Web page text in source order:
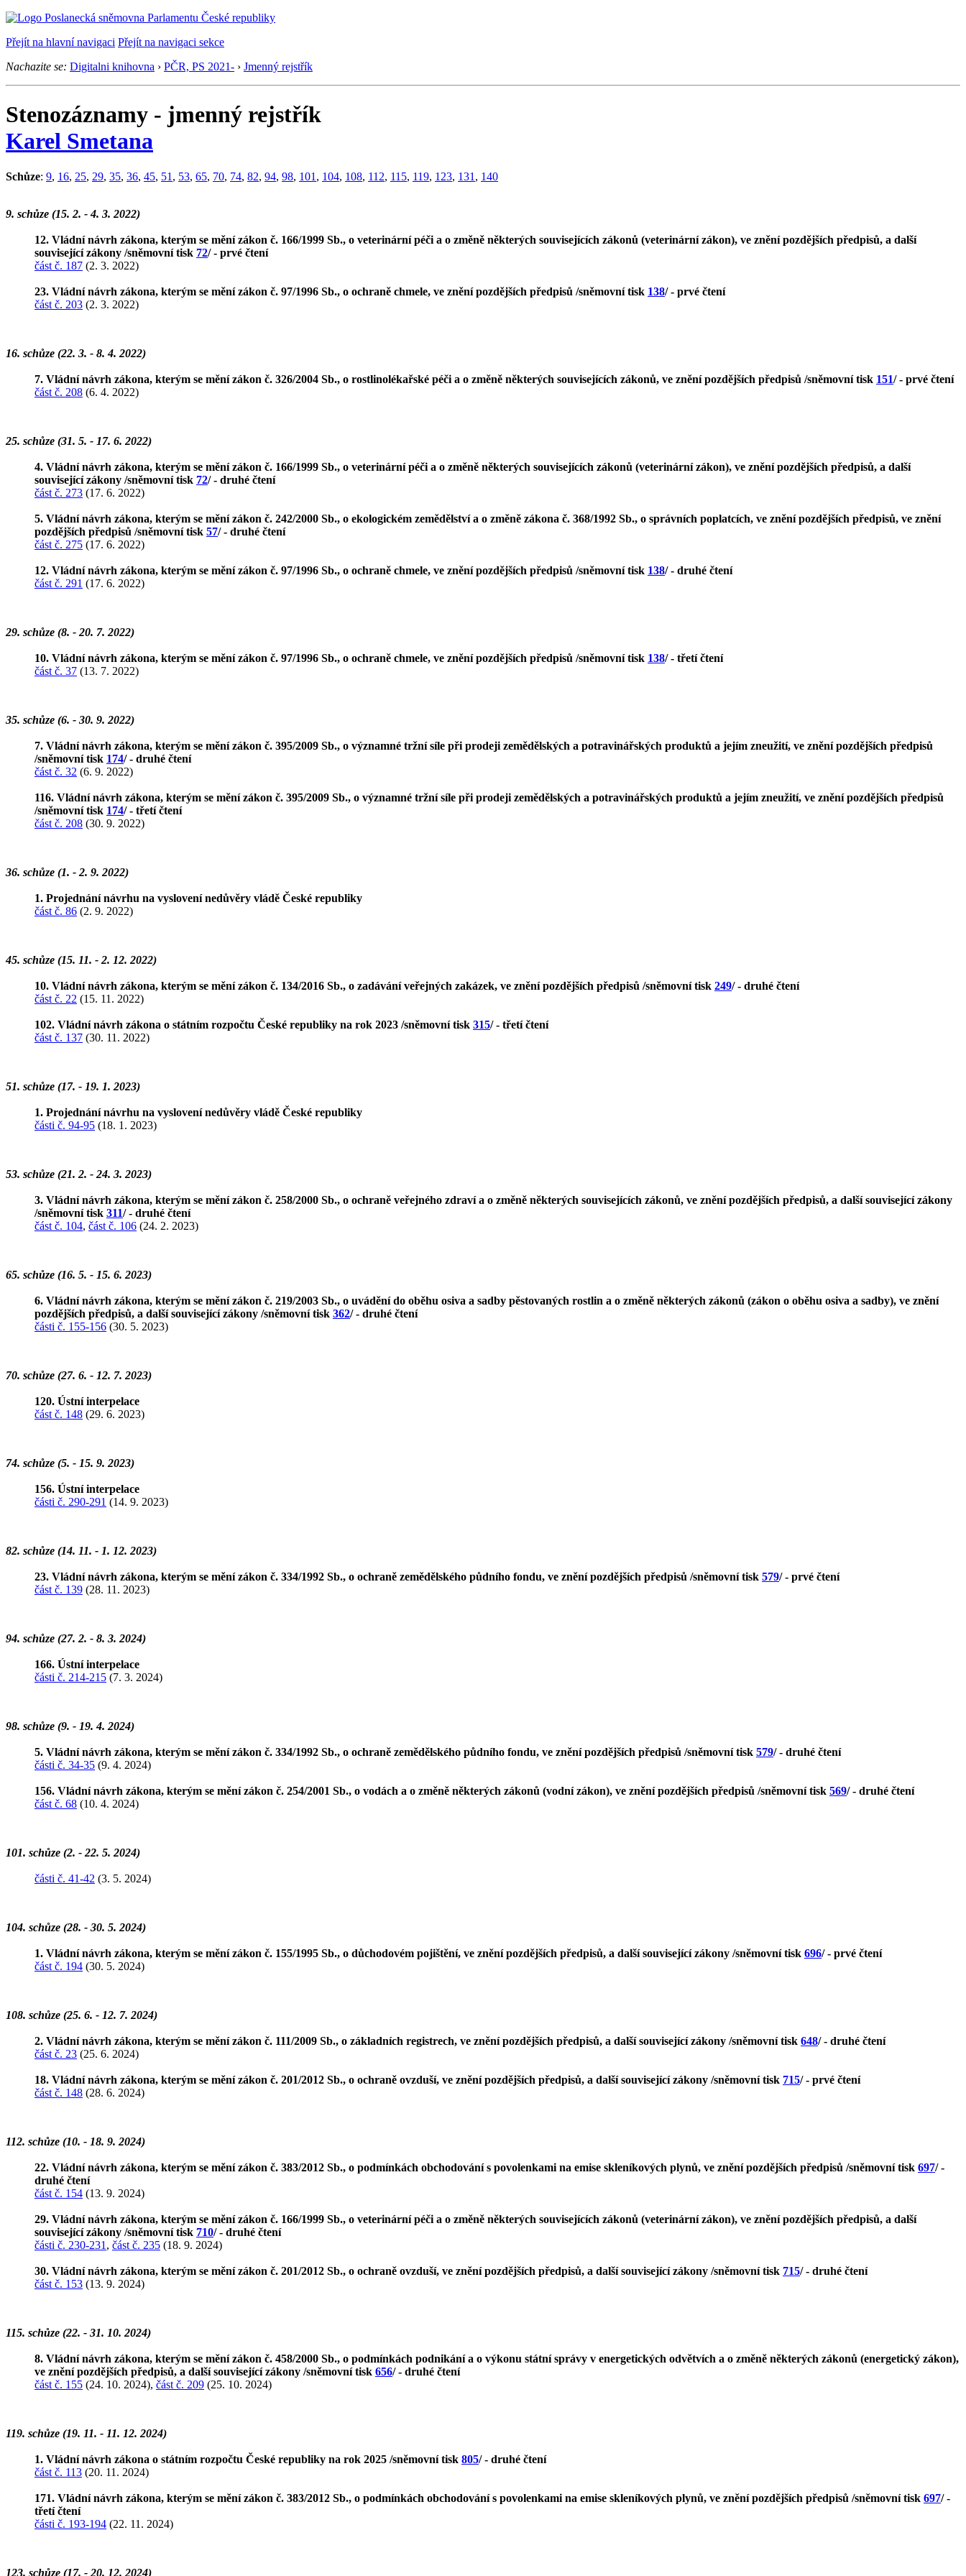
Přejít na hlavní navigaci Přejít na navigaci sekce
Nachazite se: Digitalni knihovna › PČR, PS 2021- › Jmenný rejstřík
Stenozáznamy - jmenný rejstřík
Karel Smetana
Schůze: 9, 16, 25, 29, 35, 36, 45, 51 , 53, 65, 70, 74, 82, 94, 98, 101 , 104, 108, 112, 115, 119, 123, 131 , 140
9. schůze (15. 2. - 4. 3. 2022)
12. Vládní návrh zákona, kterým se mění zákon č. 166/1999 Sb., o veterinární péči a o změně některých souvisejících zákonů (veterinární zákon), ve znění pozdějších předpisů, a další
související zákony /sněmovní tisk 72/ - prvé čtení
část č. 187 (2. 3. 2022)
23. Vládní návrh zákona, kterým se mění zákon č. 97/1996 Sb., o ochraně chmele, ve znění pozdějších předpisů /sněmovní tisk 138/ - prvé čtení
část č. 203 (2. 3. 2022)
16. schůze (22. 3. - 8. 4. 2022)
7. Vládní návrh zákona, kterým se mění zákon č. 326/2004 Sb., o rostlinolékařské péči a o změně některých souvisejících zákonů, ve znění pozdějších předpisů /sněmovní tisk 151/ - prvé čtení
část č. 208 (6. 4. 2022)
25. schůze (31. 5. - 17. 6. 2022)
4. Vládní návrh zákona, kterým se mění zákon č. 166/1999 Sb., o veterinární péči a o změně některých souvisejících zákonů (veterinární zákon), ve znění pozdějších předpisů, a další
související zákony /sněmovní tisk 72/ - druhé čtení
část č. 273 (17. 6. 2022)
5. Vládní návrh zákona, kterým se mění zákon č. 242/2000 Sb., o ekologickém zemědělství a o změně zákona č. 368/1992 Sb., o správních poplatcích, ve znění pozdějších předpisů, ve znění
pozdějších předpisů /sněmovní tisk 57/ - druhé čtení
část č. 275 (17. 6. 2022)
12. Vládní návrh zákona, kterým se mění zákon č. 97/1996 Sb., o ochraně chmele, ve znění pozdějších předpisů /sněmovní tisk 138/ - druhé čtení
část č. 291 (17. 6. 2022)
29. schůze (8. - 20. 7. 2022)
10. Vládní návrh zákona, kterým se mění zákon č. 97/1996 Sb., o ochraně chmele, ve znění pozdějších předpisů /sněmovní tisk 138/ - třetí čtení
část č. 37 (13. 7. 2022)
35. schůze (6. - 30. 9. 2022)
7. Vládní návrh zákona, kterým se mění zákon č. 395/2009 Sb., o významné tržní síle při prodeji zemědělských a potravinářských produktů a jejím zneužití, ve znění pozdějších předpisů
/sněmovní tisk 174/ - druhé čtení
část č. 32 (6. 9. 2022)
116. Vládní návrh zákona, kterým se mění zákon č. 395/2009 Sb., o významné tržní síle při prodeji zemědělských a potravinářských produktů a jejím zneužití, ve znění pozdějších předpisů
/sněmovní tisk 174/ - třetí čtení
část č. 208 (30. 9. 2022)
36. schůze (1. - 2. 9. 2022)
1. Projednání návrhu na vyslovení nedůvěry vládě České republiky
část č. 86 (2. 9. 2022)
45. schůze (15. 11. - 2. 12. 2022)
10. Vládní návrh zákona, kterým se mění zákon č. 134/2016 Sb., o zadávání veřejných zakázek, ve znění pozdějších předpisů /sněmovní tisk 249/ - druhé čtení
část č. 22 (15. 11. 2022)
102. Vládní návrh zákona o státním rozpočtu České republiky na rok 2023 /sněmovní tisk 315/ - třetí čtení
část č. 137 (30. 11. 2022)
51. schůze (17. - 19. 1. 2023)
1. Projednání návrhu na vyslovení nedůvěry vládě České republiky
části č. 94-95 (18. 1. 2023)
53. schůze (21. 2. - 24. 3. 2023)
3. Vládní návrh zákona, kterým se mění zákon č. 258/2000 Sb., o ochraně veřejného zdraví a o změně některých souvisejících zákonů, ve znění pozdějších předpisů, a další související zákony
/sněmovní tisk 311/ - druhé čtení
část č. 104, část č. 106 (24. 2. 2023)
65. schůze (16. 5. - 15. 6. 2023)
6. Vládní návrh zákona, kterým se mění zákon č. 219/2003 Sb., o uvádění do oběhu osiva a sadby pěstovaných rostlin a o změně některých zákonů (zákon o oběhu osiva a sadby), ve znění
pozdějších předpisů, a další související zákony /sněmovní tisk 362/ - druhé čtení
části č. 155-156 (30. 5. 2023)
70. schůze (27. 6. - 12. 7. 2023)
120. Ústní interpelace
část č. 148 (29. 6. 2023)
74. schůze (5. - 15. 9. 2023)
156. Ústní interpelace
části č. 290-291 (14. 9. 2023)
82. schůze (14. 11. - 1. 12. 2023)
23. Vládní návrh zákona, kterým se mění zákon č. 334/1992 Sb., o ochraně zemědělského půdního fondu, ve znění pozdějších předpisů /sněmovní tisk 579/ - prvé čtení
část č. 139 (28. 11. 2023)
94. schůze (27. 2. - 8. 3. 2024)
166. Ústní interpelace
části č. 214-215 (7. 3. 2024)
98. schůze (9. - 19. 4. 2024)
5. Vládní návrh zákona, kterým se mění zákon č. 334/1992 Sb., o ochraně zemědělského půdního fondu, ve znění pozdějších předpisů /sněmovní tisk 579/ - druhé čtení
části č. 34-35 (9. 4. 2024)
156. Vládní návrh zákona, kterým se mění zákon č. 254/2001 Sb., o vodách a o změně některých zákonů (vodní zákon), ve znění pozdějších předpisů /sněmovní tisk 569/ - druhé čtení
část č. 68 (10. 4. 2024)
101. schůze (2. - 22. 5. 2024)
části č. 41-42 (3. 5. 2024)
104. schůze (28. - 30. 5. 2024)
1. Vládní návrh zákona, kterým se mění zákon č. 155/1995 Sb., o důchodovém pojištění, ve znění pozdějších předpisů, a další související zákony /sněmovní tisk 696/ - prvé čtení
část č. 194 (30. 5. 2024)
108. schůze (25. 6. - 12. 7. 2024)
2. Vládní návrh zákona, kterým se mění zákon č. 111/2009 Sb., o základních registrech, ve znění pozdějších předpisů, a další související zákony /sněmovní tisk 648/ - druhé čtení
část č. 23 (25. 6. 2024)
18. Vládní návrh zákona, kterým se mění zákon č. 201/2012 Sb., o ochraně ovzduší, ve znění pozdějších předpisů, a další související zákony /sněmovní tisk 715/ - prvé čtení
část č. 148 (28. 6. 2024)
112. schůze (10. - 18. 9. 2024)
22. Vládní návrh zákona, kterým se mění zákon č. 383/2012 Sb., o podmínkách obchodování s povolenkami na emise skleníkových plynů, ve znění pozdějších předpisů /sněmovní tisk 697/ -
druhé čtení
část č. 154 (13. 9. 2024)
29. Vládní návrh zákona, kterým se mění zákon č. 166/1999 Sb., o veterinární péči a o změně některých souvisejících zákonů (veterinární zákon), ve znění pozdějších předpisů, a další
související zákony /sněmovní tisk 710/ - druhé čtení
části č. 230-231 , část č. 235 (18. 9. 2024)
30. Vládní návrh zákona, kterým se mění zákon č. 201/2012 Sb., o ochraně ovzduší, ve znění pozdějších předpisů, a další související zákony /sněmovní tisk 715/ - druhé čtení
část č. 153 (13. 9. 2024)
115. schůze (22. - 31. 10. 2024)
8. Vládní návrh zákona, kterým se mění zákon č. 458/2000 Sb., o podmínkách podnikání a o výkonu státní správy v energetických odvětvích a o změně některých zákonů (energetický zákon),
ve znění pozdějších předpisů, a další související zákony /sněmovní tisk 656/ - druhé čtení
část č. 155 (24. 10. 2024), část č. 209 (25. 10. 2024)
119. schůze (19. 11. - 11. 12. 2024)
1. Vládní návrh zákona o státním rozpočtu České republiky na rok 2025 /sněmovní tisk 805/ - druhé čtení
část č. 113 (20. 11. 2024)
171. Vládní návrh zákona, kterým se mění zákon č. 383/2012 Sb., o podmínkách obchodování s povolenkami na emise skleníkových plynů, ve znění pozdějších předpisů /sněmovní tisk 697/ -
třetí čtení
části č. 193-194 (22. 11. 2024)
123. schůze (17. - 20. 12. 2024)